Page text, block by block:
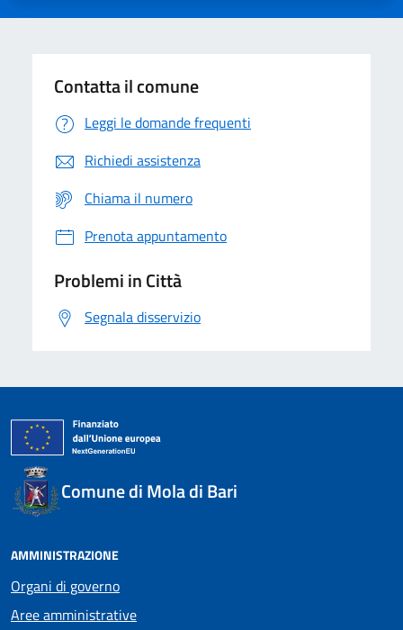
Contatta il comune
Leggi le domande frequenti
Richiedi assistenza
Chiama il numero
Prenota appuntamento
Problemi in Città
Segnala disservizio
Comune di Mola di Bari
AMMINISTRAZIONE
Organi di governo
Aree amministrative